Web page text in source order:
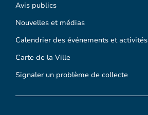
Avis publics
Nouvelles et médias
Calendrier des événements et activités
Carte de la Ville
Signaler un problème de collecte